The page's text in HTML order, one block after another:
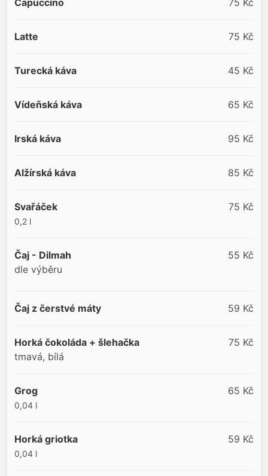
Capuccino 75 Kč
Latte 75 Kč
Turecká káva 45 Kč
Vídeňská káva 65 Kč
Irská káva 95 Kč
Alžírská káva 85 Kč
Svařáček 75 Kč
0,2 l
Čaj - Dilmah
55 Kč
dle výběru
Čaj z čerstvé máty 59 Kč
Horká čokoláda + šlehačka
75 Kč
tmavá, bílá
Grog 65 Kč
0,04 l
Horká griotka 59 Kč
0,04 l